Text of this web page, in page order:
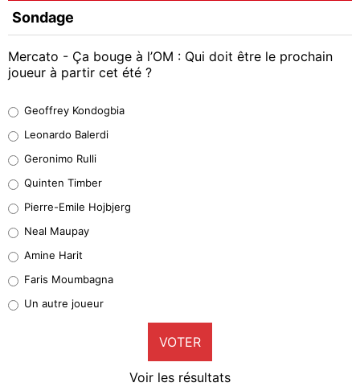
Sondage
Mercato - Ça bouge à l’OM : Qui doit être le prochain
joueur à partir cet été ?
38%
32%
5%
1%
9%
Geoffrey Kondogbia
Leonardo Balerdi
Geronimo Rulli
Quinten Timber
Pierre-Emile Hojbjerg
Neal Maupay
Amine Harit
Faris Moumbagna
Un autre joueur
VOTER
Voir les résultats